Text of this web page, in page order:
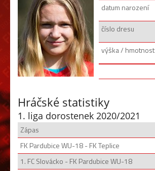
datum narození
číslo dresu
výška / hmotnost
Hráčské statistiky
1. liga dorostenek 2020/2021
Zápas
FK Pardubice WU-18 - FK Teplice
1. FC Slovácko - FK Pardubice WU-18